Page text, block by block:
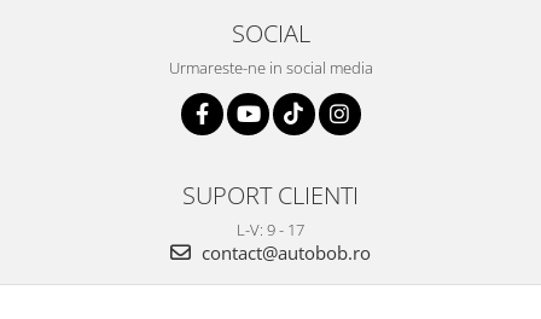
SOCIAL
Urmareste-ne in social media
SUPORT CLIENTI
L-V: 9 - 17
contact@autobob.ro